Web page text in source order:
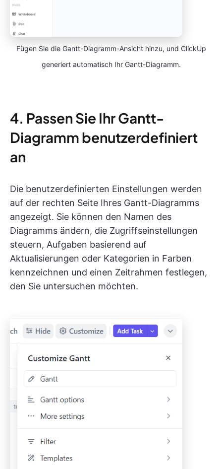
Fügen Sie die Gantt-Diagramm-Ansicht hinzu, und ClickUp
generiert automatisch Ihr Gantt-Diagramm.
4. Passen Sie Ihr Gantt-
Diagramm benutzerdefiniert
an
Die benutzerdefinierten Einstellungen werden
auf der rechten Seite Ihres Gantt-Diagramms
angezeigt. Sie können den Namen des
Diagramms ändern, die Zugriffseinstellungen
steuern, Aufgaben basierend auf
Aktualisierungen oder Kategorien in Farben
kennzeichnen und einen Zeitrahmen festlegen,
den Sie untersuchen möchten.